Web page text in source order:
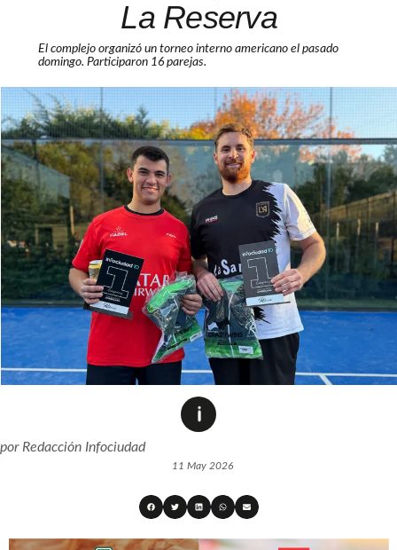
La Reserva
El complejo organizó un torneo interno americano el pasado
domingo. Participaron 16 parejas.
porRedacción Infociudad
11 May 2026